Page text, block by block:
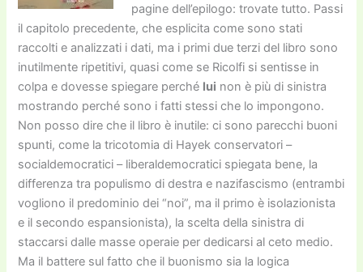
pagine dell’epilogo: trovate tutto. Passi
il capitolo precedente, che esplicita come sono stati
raccolti e analizzati i dati, ma i primi due terzi del libro sono
inutilmente ripetitivi, quasi come se Ricolfi si sentisse in
colpa e dovesse spiegare perché lui non è più di sinistra
mostrando perché sono i fatti stessi che lo impongono.
Non posso dire che il libro è inutile: ci sono parecchi buoni
spunti, come la tricotomia di Hayek conservatori –
socialdemocratici – liberaldemocratici spiegata bene, la
differenza tra populismo di destra e nazifascismo (entrambi
vogliono il predominio dei “noi”, ma il primo è isolazionista
e il secondo espansionista), la scelta della sinistra di
staccarsi dalle masse operaie per dedicarsi al ceto medio.
Ma il battere sul fatto che il buonismo sia la logica